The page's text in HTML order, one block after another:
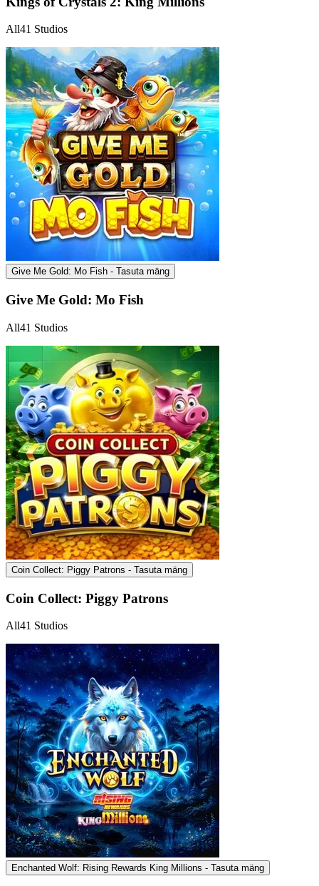
All41 Studios
Give Me Gold: Mo Fish - Tasuta mäng
Give Me Gold: Mo Fish
All41 Studios
Coin Collect: Piggy Patrons - Tasuta mäng
Coin Collect: Piggy Patrons
All41 Studios
Enchanted Wolf: Rising Rewards King Millions - Tasuta mäng